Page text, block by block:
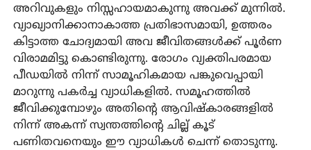
അറിവുകളും നിസ്സഹായമാകുന്നു അവക്ക് മുന്നിൽ.
വ്യാഖ്യാനിക്കാനാകാത്ത പ്രതിഭാസമായി, ഉത്തരം
കിട്ടാത്ത ചോദ്യമായി അവ ജീവിതങ്ങൾക്ക് പൂർണ
വിരാമമിട്ടു കൊണ്ടിരുന്നു. രോഗം വ്യക്തിപരമായ
പീഡയിൽ നിന്ന് സാമൂഹികമായ പങ്കുവെപ്പായി
മാറുന്നു പകർച്ച വ്യാധികളിൽ. സമൂഹത്തിൽ
ജീവിക്കുമ്പോഴും അതിന്റെ ആവിഷ്‌കാരങ്ങളിൽ
നിന്ന് അകന്ന് സ്വന്തത്തിന്റെ ചില്ല് കൂട്
പണിതവനെയും ഈ വ്യാധികൾ ചെന്ന് തൊടുന്നു.